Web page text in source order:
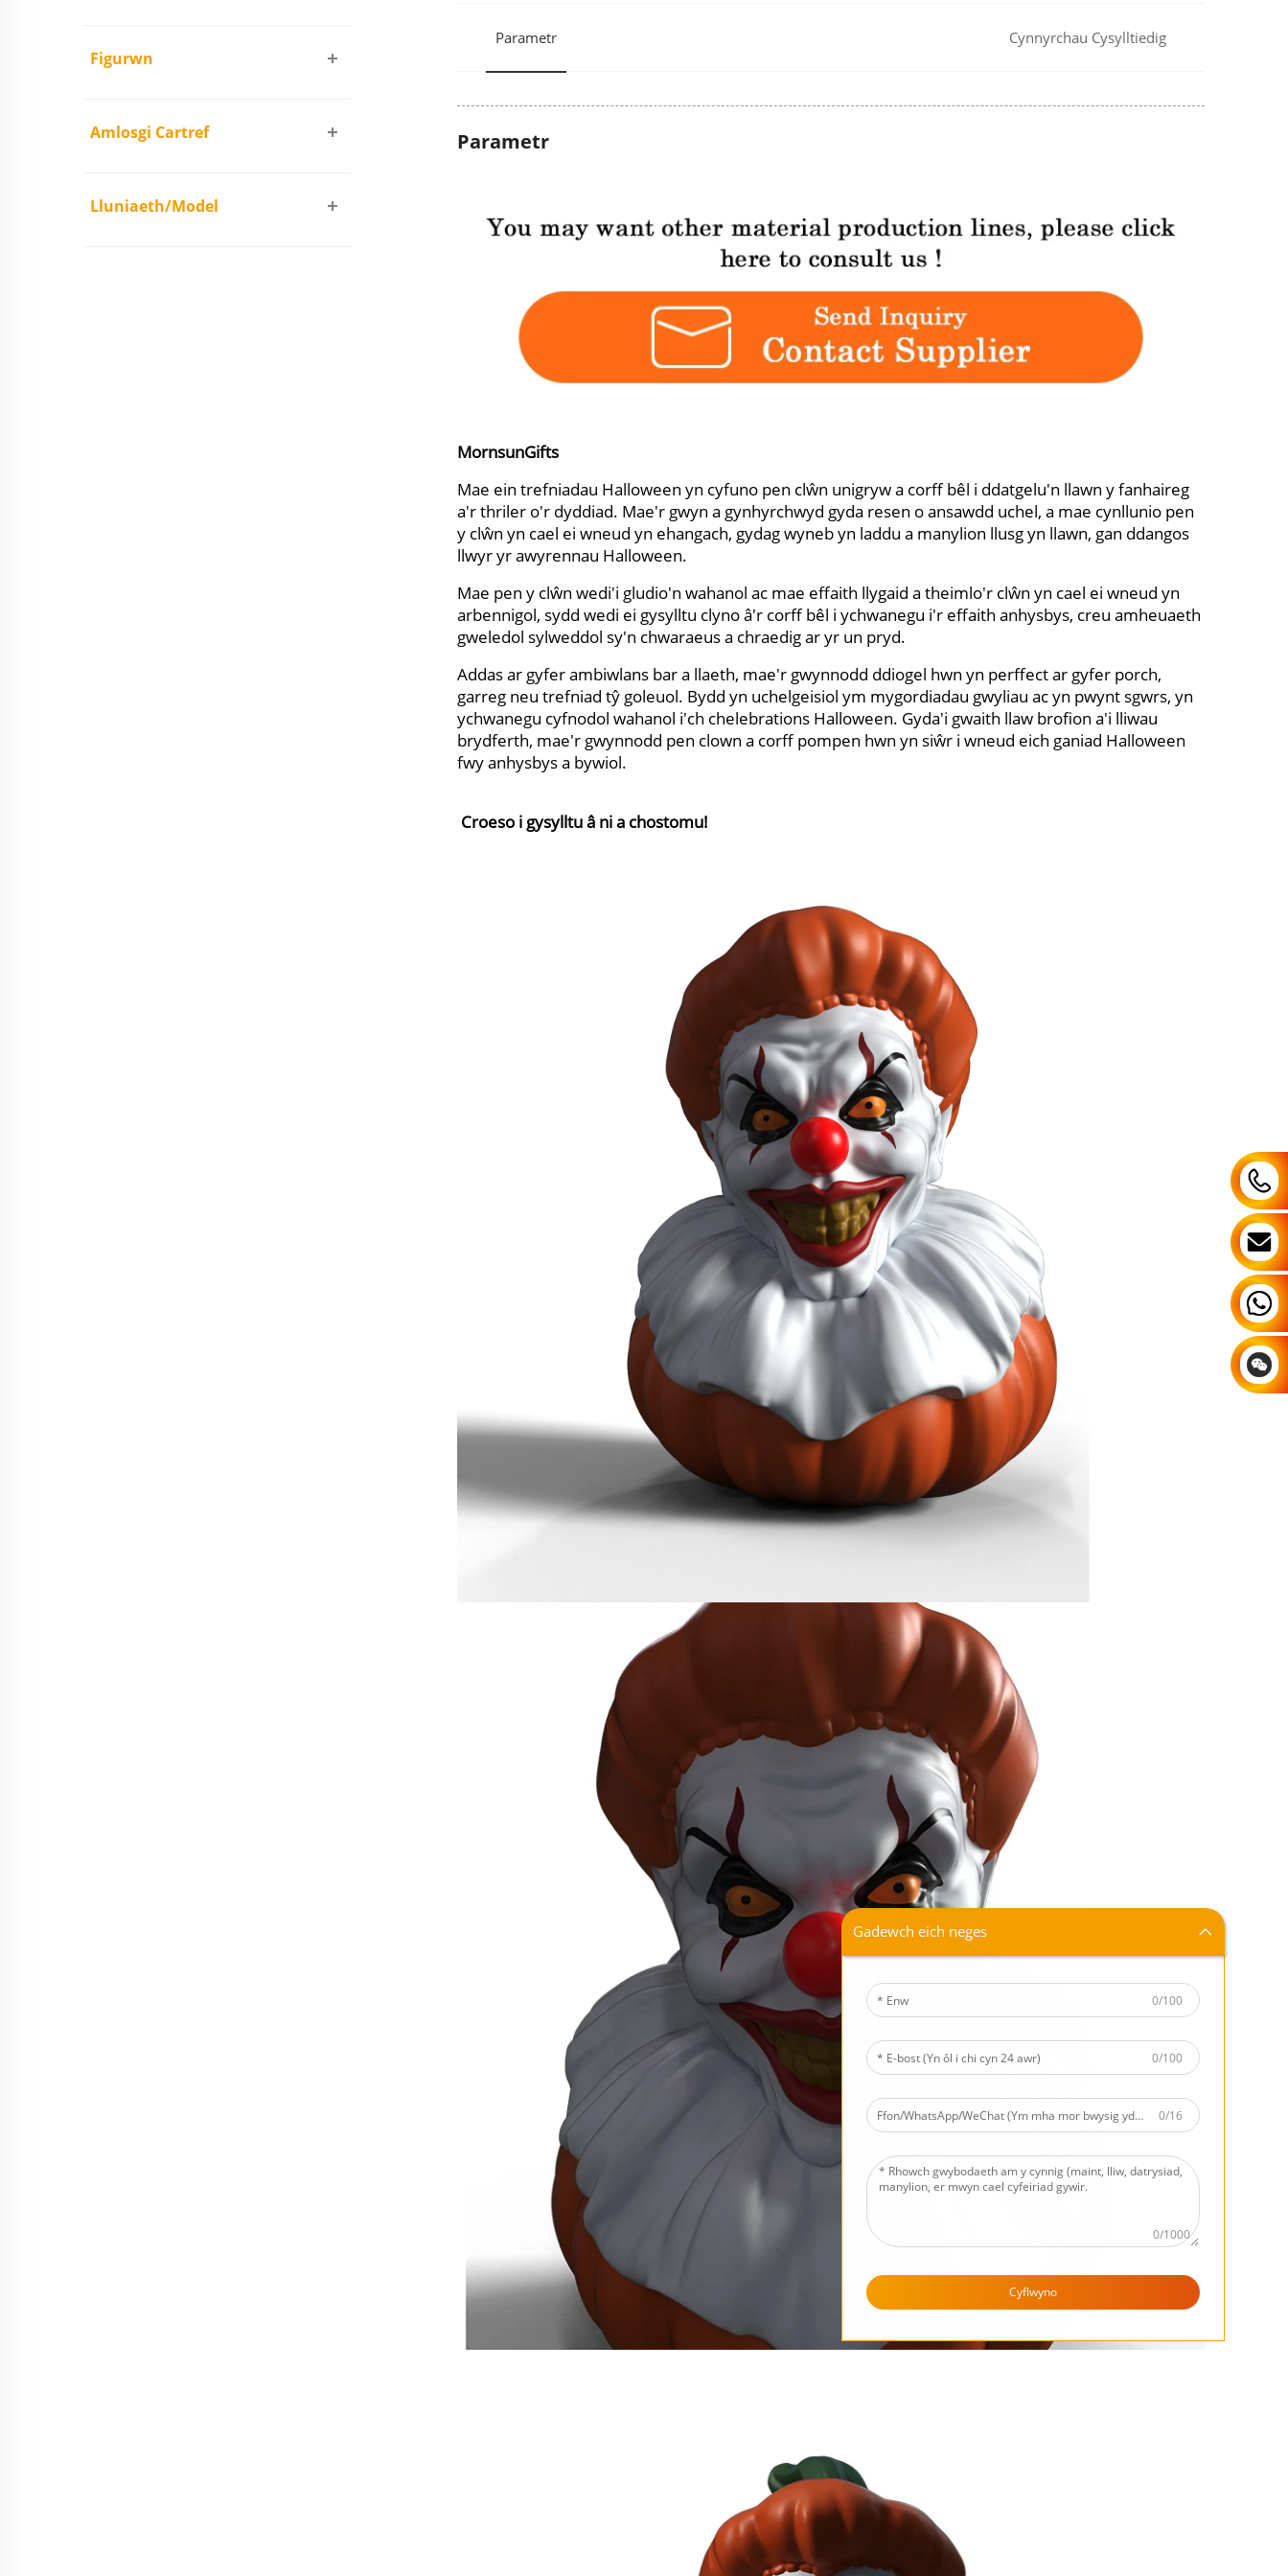
Figurwn
Amlosgi Cartref
Lluniaeth/Model
Parametr Cynnyrchau Cysylltiedig
Parametr
MornsunGifts
Mae ein trefniadau Halloween yn cyfuno pen clŵn unigryw a corff bêl i ddatgelu'n llawn y fanhaireg
a'r thriler o'r dyddiad. Mae'r gwyn a gynhyrchwyd gyda resen o ansawdd uchel, a mae cynllunio pen
y clŵn yn cael ei wneud yn ehangach, gydag wyneb yn laddu a manylion llusg yn llawn, gan ddangos
llwyr yr awyrennau Halloween.
Mae pen y clŵn wedi'i gludio'n wahanol ac mae effaith llygaid a theimlo'r clŵn yn cael ei wneud yn
arbennigol, sydd wedi ei gysylltu clyno â'r corff bêl i ychwanegu i'r effaith anhysbys, creu amheuaeth
gweledol sylweddol sy'n chwaraeus a chraedig ar yr un pryd.
Addas ar gyfer ambiwlans bar a llaeth, mae'r gwynnodd ddiogel hwn yn perffect ar gyfer porch,
garreg neu trefniad tŷ goleuol. Bydd yn uchelgeisiol ym mygordiadau gwyliau ac yn pwynt sgwrs, yn
ychwanegu cyfnodol wahanol i'ch chelebrations Halloween. Gyda'i gwaith llaw brofion a'i lliwau
brydferth, mae'r gwynnodd pen clown a corff pompen hwn yn siŵr i wneud eich ganiad Halloween
fwy anhysbys a bywiol.
Croeso i gysylltu â ni a chostomu!
Gadewch eich neges
0/100
0/100
0/16
0/1000
Cyflwyno